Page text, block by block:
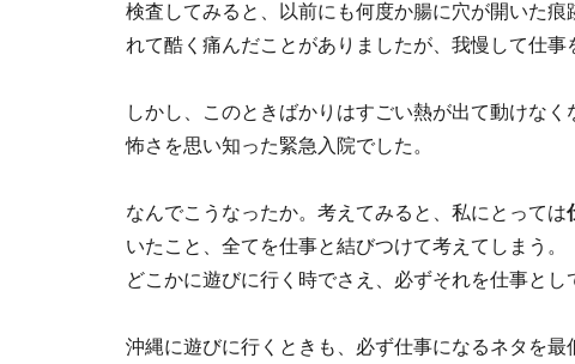
検査してみると、以前にも何度か腸に穴が開いた
れて酷く痛んだことがありましたが、我慢して仕事
しかし、このときばかりはすごい熱が出て動けな
怖さを思い知った緊急入院でした。
なんでこうなったか。考えてみると、私にとっては
いたこと、全てを仕事と結びつけて考えてしまう
どこかに遊びに行く時でさえ、必ずそれを仕事とし
沖縄に遊びに行くときも、必ず仕事になるネタを